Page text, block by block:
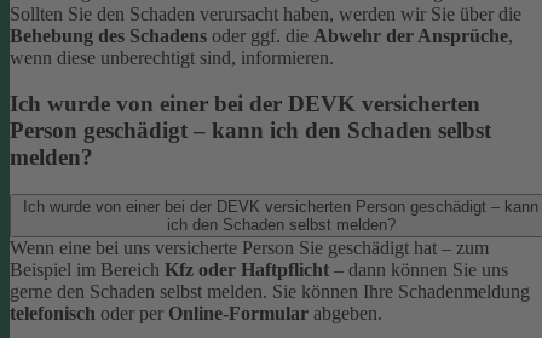
Sollten Sie den Schaden verursacht haben, werden wir Sie über die
Behebung des Schadens oder ggf. die Abwehr der Ansprüche,
wenn diese unberechtigt sind, informieren.
Ich wurde von einer bei der DEVK versicherten
Person geschädigt – kann ich den Schaden selbst
melden?
Ich wurde von einer bei der DEVK versicherten Person geschädigt – kann
ich den Schaden selbst melden?
Wenn eine bei uns versicherte Person Sie geschädigt hat – zum
Beispiel im Bereich Kfz oder Haftpflicht – dann können Sie uns
gerne den Schaden selbst melden. Sie können Ihre Schadenmeldung
telefonisch oder per Online-Formular abgeben.